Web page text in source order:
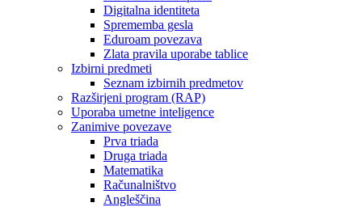
Digitalna identiteta
Sprememba gesla
Eduroam povezava
Zlata pravila uporabe tablice
Izbirni predmeti
Seznam izbirnih predmetov
Razširjeni program (RAP)
Uporaba umetne inteligence
Zanimive povezave
Prva triada
Druga triada
Matematika
Računalništvo
Angleščina